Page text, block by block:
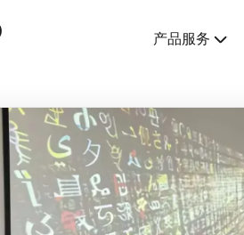
产品服务